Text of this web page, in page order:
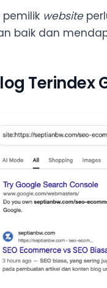
pemilik website
baik dan
Terindex